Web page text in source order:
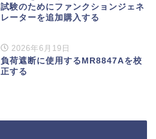
試験のためにファンクションジェネ
レーターを追加購入する
2026年6月19日
負荷遮断に使用するMR8847Aを校
正する